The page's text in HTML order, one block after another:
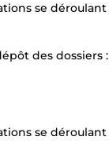
se déroulant
des dossiers :
se déroulant